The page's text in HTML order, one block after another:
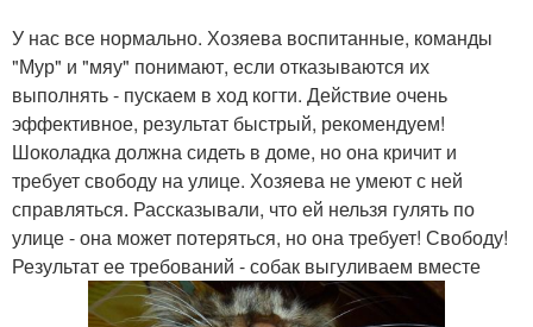
У нас все нормально. Хозяева воспитанные, команды
"Мур" и "мяу" понимают, если отказываются их
выполнять - пускаем в ход когти. Действие очень
эффективное, результат быстрый, рекомендуем!
Шоколадка должна сидеть в доме, но она кричит и
требует свободу на улице. Хозяева не умеют с ней
справляться. Рассказывали, что ей нельзя гулять по
улице - она может потеряться, но она требует! Свободу!
Результат ее требований - собак выгуливаем вместе